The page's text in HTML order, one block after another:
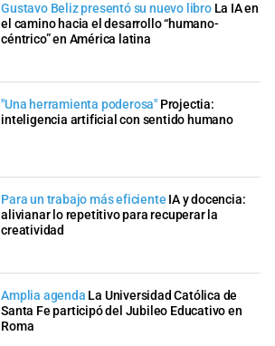
Gustavo Beliz presentó su nuevo libro La IA en
el camino hacia el desarrollo “humano-
céntrico” en América latina
"Una herramienta poderosa" Projectia:
inteligencia artificial con sentido humano
Para un trabajo más eficiente IA y docencia:
alivianar lo repetitivo para recuperar la
creatividad
Amplia agenda La Universidad Católica de
Santa Fe participó del Jubileo Educativo en
Roma